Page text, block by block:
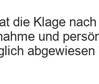
die Klage nach
und